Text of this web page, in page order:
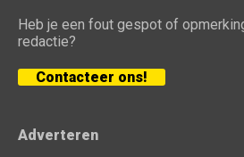
Heb je een fout gespot of
redactie?
Contacteer ons!
Adverteren